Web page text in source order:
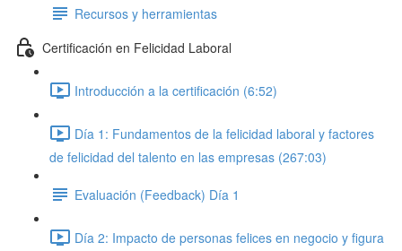
Recursos y herramientas
Certificación en Felicidad Laboral
Introducción a la certificación (6:52)
Día 1: Fundamentos de la felicidad laboral y factores
de felicidad del talento en las empresas (267:03)
Evaluación (Feedback) Día 1
Día 2: Impacto de personas felices en negocio y figura